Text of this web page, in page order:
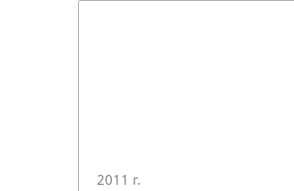
2011 г.